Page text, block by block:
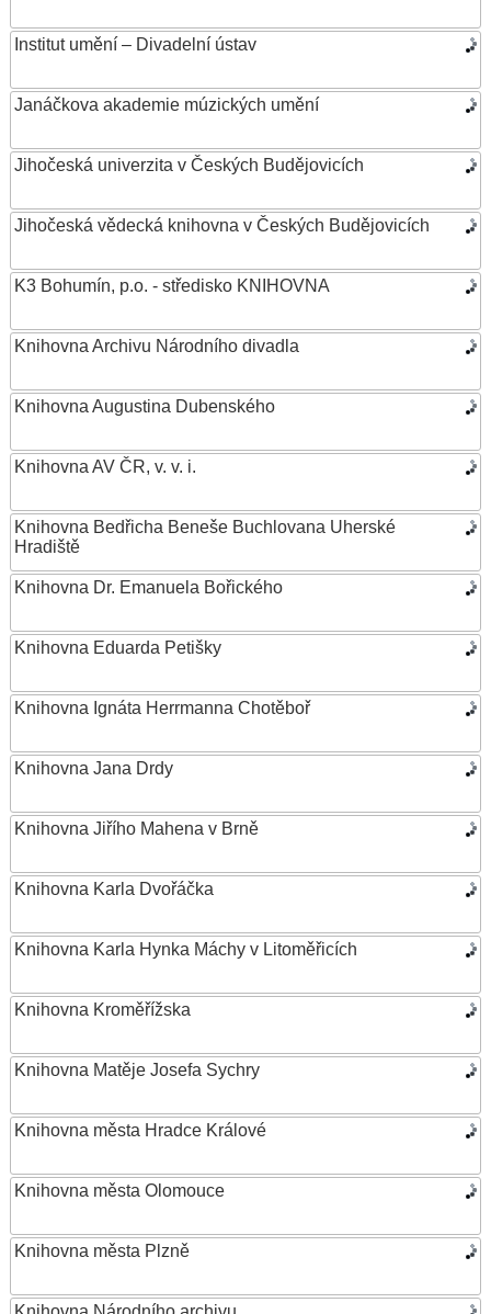
Institut umění – Divadelní ústav
Janáčkova akademie múzických umění
Jihočeská univerzita v Českých Budějovicích
Jihočeská vědecká knihovna v Českých Budějovicích
K3 Bohumín, p.o. - středisko KNIHOVNA
Knihovna Archivu Národního divadla
Knihovna Augustina Dubenského
Knihovna AV ČR, v. v. i.
Knihovna Bedřicha Beneše Buchlovana Uherské
Hradiště
Knihovna Dr. Emanuela Bořického
Knihovna Eduarda Petišky
Knihovna Ignáta Herrmanna Chotěboř
Knihovna Jana Drdy
Knihovna Jiřího Mahena v Brně
Knihovna Karla Dvořáčka
Knihovna Karla Hynka Máchy v Litoměřicích
Knihovna Kroměřížska
Knihovna Matěje Josefa Sychry
Knihovna města Hradce Králové
Knihovna města Olomouce
Knihovna města Plzně